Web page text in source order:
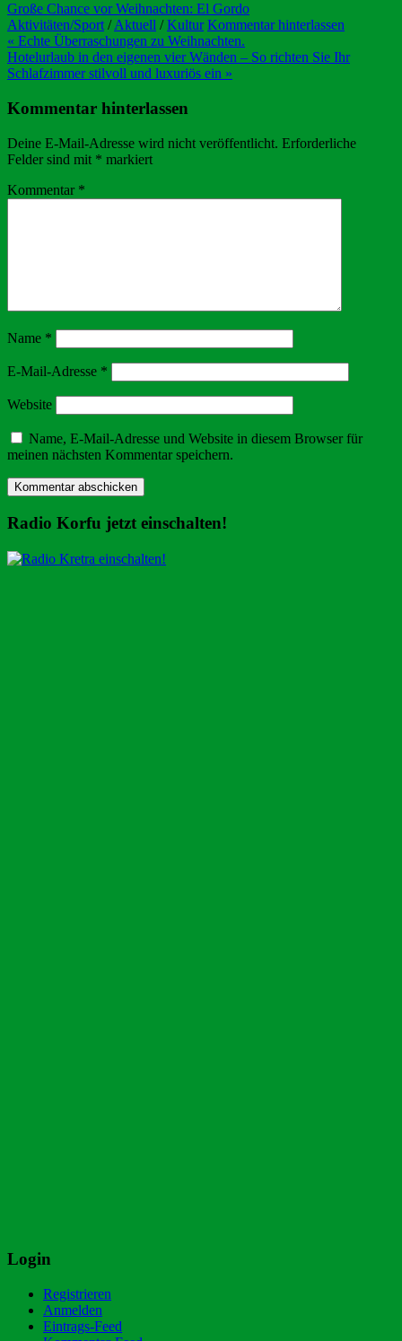
Große Chance vor Weihnachten: El Gordo
Aktivitäten/Sport/Aktuell /Kultur Kommentar hinterlassen
Beitragsnavigation
« Echte Überraschungen zu Weihnachten.
Hotelurlaub in den eigenen vier Wänden – So richten Sie Ihr
Schlafzimmer stilvoll und luxuriös ein »
Kommentar hinterlassen
Deine E-Mail-Adresse wird nicht veröffentlicht. Erforderliche
Felder sind mit * markiert
Kommentar *
Name *
E-Mail-Adresse *
Website
Name, E-Mail-Adresse und Website in diesem Browser für
meinen nächsten Kommentar speichern.
Radio Korfu jetzt einschalten!
Login
Registrieren
Anmelden
Eintrags-Feed